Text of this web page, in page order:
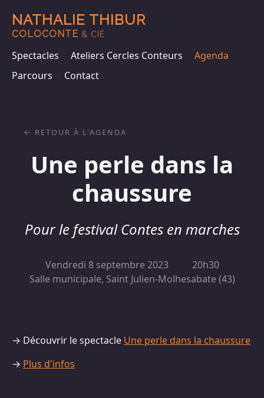
NATHALIE THIBUR
COLOCONTE & CIE
Spectacles Ateliers Cercles Conteurs
Agenda
Parcours
Contact
Une perle dans la
chaussure
Pour le festival Contes en marches
Vendredi 8 septembre 2023
20h30
Salle municipale, Saint Julien-Molhesabate (43)
RETOUR À L'AGENDA
→ Découvrir le spectacle Une perle dans la chaussure
→ Plus d'infos